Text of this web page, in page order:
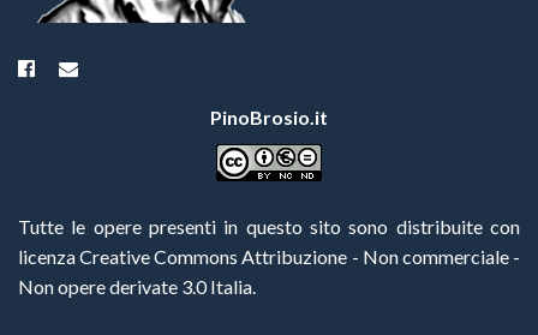
PinoBrosio.it
Tutte le opere presenti in questo sito sono distribuite con
licenza Creative Commons Attribuzione - Non commerciale -
Non opere derivate 3.0 Italia.